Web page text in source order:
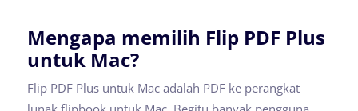
Mengapa memilih Flip PDF Plus
untuk Mac?
Flip PDF Plus untuk Mac adalah PDF ke perangkat